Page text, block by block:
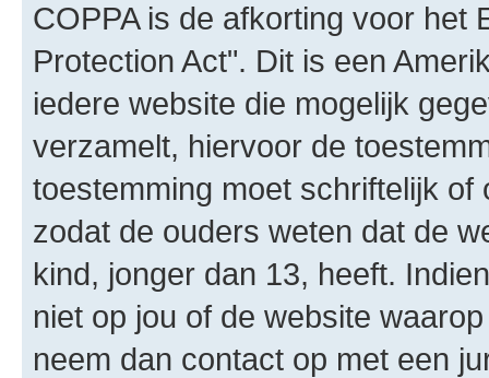
COPPA is de afkorting voor het
Protection Act". Dit is een
iedere website die mogelijk
verzamelt, hiervoor de
toestemming moet schriftelijk
zodat de ouders weten dat de
kind, jonger dan 13, heeft.
niet op jou of de website
neem dan contact op met een